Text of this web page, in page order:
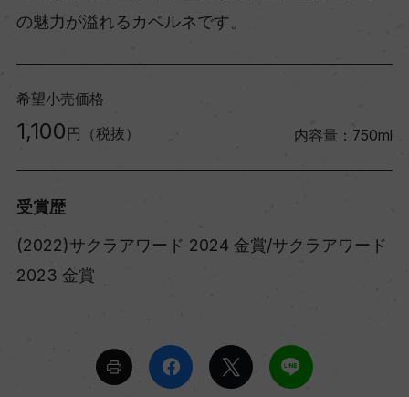
の魅力が溢れるカベルネです。
希望小売価格
1,100 円（税抜） 内容量：750ml
受賞歴
(2022)サクラアワード 2024 金賞/サクラアワード
2023 金賞